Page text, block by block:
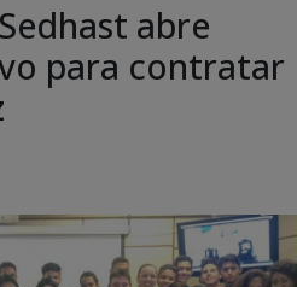
abre
para contratar